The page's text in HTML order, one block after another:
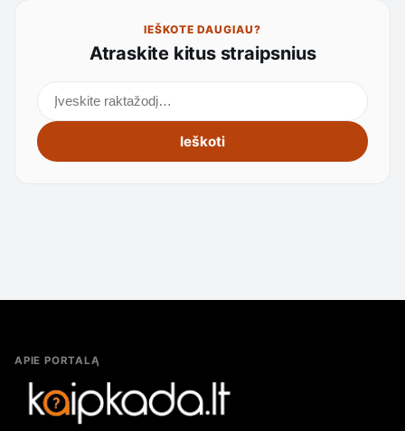
IEŠKOTE DAUGIAU?
Atraskite kitus straipsnius
Ieškoti
APIE PORTALĄ